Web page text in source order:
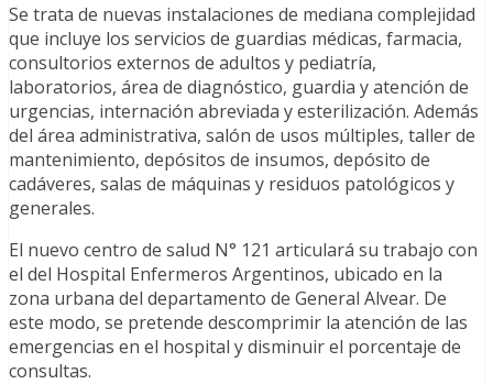
Se trata de nuevas instalaciones de mediana complejidad
que incluye los servicios de guardias médicas, farmacia,
consultorios externos de adultos y pediatría,
laboratorios, área de diagnóstico, guardia y atención de
urgencias, internación abreviada y esterilización. Además
del área administrativa, salón de usos múltiples, taller de
mantenimiento, depósitos de insumos, depósito de
cadáveres, salas de máquinas y residuos patológicos y
generales.
El nuevo centro de salud N° 121 articulará su trabajo con
el del Hospital Enfermeros Argentinos, ubicado en la
zona urbana del departamento de General Alvear. De
este modo, se pretende descomprimir la atención de las
emergencias en el hospital y disminuir el porcentaje de
consultas.